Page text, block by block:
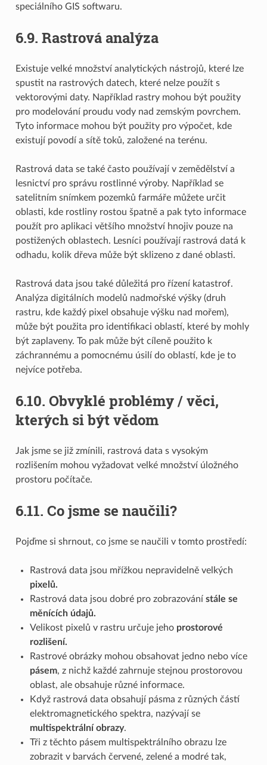
speciálního GIS softwaru.
6.9. Rastrová analýza
Existuje velké množství analytických nástrojů, které lze
spustit na rastrových datech, které nelze použít s
vektorovými daty. Například rastry mohou být použity
pro modelování proudu vody nad zemským povrchem.
Tyto informace mohou být použity pro výpočet, kde
existují povodí a sítě toků, založené na terénu.
Rastrová data se také často používají v zemědělství a
lesnictví pro správu rostlinné výroby. Například se
satelitním snímkem pozemků farmáře můžete určit
oblasti, kde rostliny rostou špatně a pak tyto informace
použít pro aplikaci většího množství hnojiv pouze na
postižených oblastech. Lesníci používají rastrová datá k
odhadu, kolik dřeva může být sklizeno z dané oblasti.
Rastrová data jsou také důležitá pro řízení katastrof.
Analýza digitálních modelů nadmořské výšky (druh
rastru, kde každý pixel obsahuje výšku nad mořem),
může být použita pro identifikaci oblastí, které by mohly
být zaplaveny. To pak může být cíleně použito k
záchrannému a pomocnému úsilí do oblastí, kde je to
nejvíce potřeba.
6.10. Obvyklé problémy / věci,
kterých si být vědom
Jak jsme se již zmínili, rastrová data s vysokým
rozlišením mohou vyžadovat velké množství úložného
prostoru počítače.
6.11. Co jsme se naučili?
Pojďme si shrnout, co jsme se naučili v tomto prostředí:
Rastrová data jsou mřížkou nepravidelně velkých
pixelů.
Rastrová data jsou dobré pro zobrazování stále se
měnících údajů.
Velikost pixelů v rastru určuje jeho prostorové
rozlišení.
Rastrové obrázky mohou obsahovat jedno nebo více
pásem, z nichž každé zahrnuje stejnou prostorovou
oblast, ale obsahuje různé informace.
Když rastrová data obsahují pásma z různých částí
elektromagnetického spektra, nazývají se
multispektrální obrazy.
Tři z těchto pásem multispektrálního obrazu lze
zobrazit v barvách červené, zelené a modré tak,